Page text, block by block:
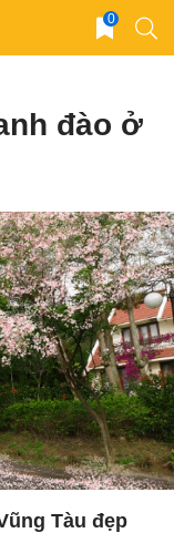
0
đào ở
Tàu đẹp